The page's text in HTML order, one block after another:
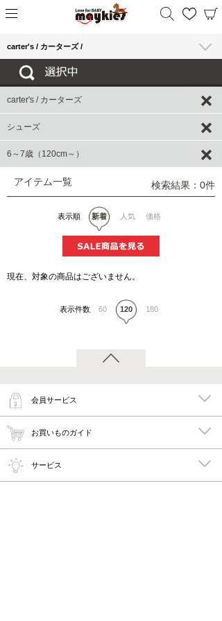
carter's / カーターズ /
carter's / カーターズ
シューズ
6～7歳（120cm～）
アイテム一覧 検索結果：0件
表示順 新着 人気 価格
現在、対象の商品はございません。
表示件数 60 120 180
会員サービス
お買いものガイド
サービス